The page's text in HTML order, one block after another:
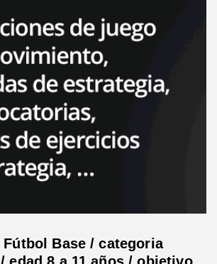
Base / categoria